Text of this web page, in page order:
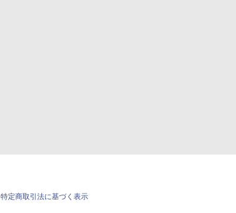
特定商取引法に基づく表示